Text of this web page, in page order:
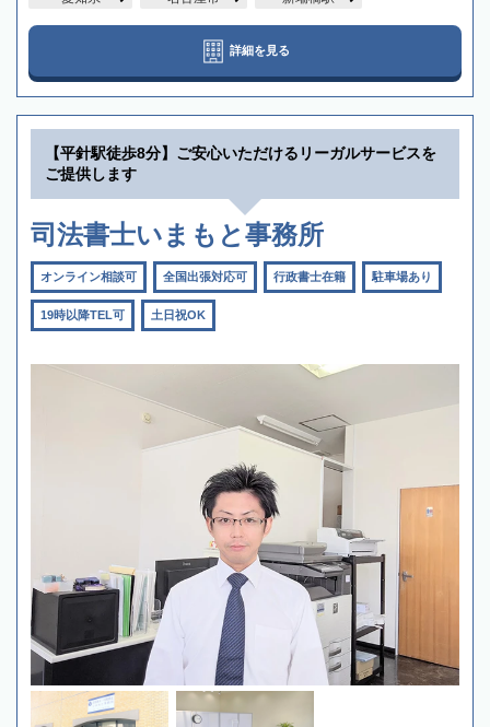
詳細を見る
【平針駅徒歩8分】ご安心いただけるリーガルサービスを
ご提供します
司法書士いまもと事務所
オンライン相談可 全国出張対応可 行政書士在籍 駐車場あり
19時以降TEL可 土日祝OK